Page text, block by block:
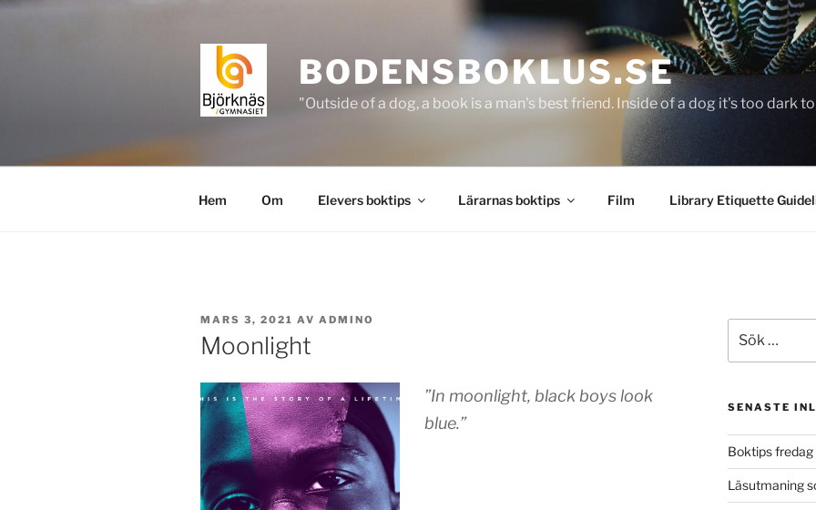
Hoppa
BODENSBOKLUS.SE
"Outside of a dog, a book is a man's best friend. Inside of a dog it's too dark
Hem Om Elevers boktips Lärarnas boktips Film Library Etiquette
PUBLICERAT
MARS 3, 2021 AV ADMINO
Moonlight
”In moonlight, black boys look
blue.”
efter:
SENASTE
Boktips fredag
Läsutmaning